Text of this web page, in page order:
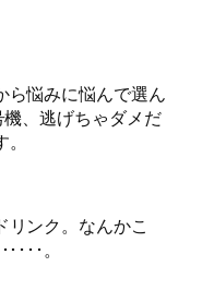
ら悩みに悩んで選ん
、逃げちゃダメだ
リンク。なんかこ
･･･。